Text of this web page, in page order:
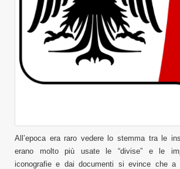
All’epoca era raro vedere lo stemma tra le
erano molto più usate le “divise” e le
iconografie e dai documenti si evince che a